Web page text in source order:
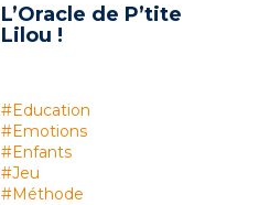
L’Oracle de P’tite
Lilou !
#Education
#Emotions
#Enfants
#Jeu
#Méthode